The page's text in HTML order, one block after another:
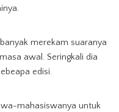
merekam suaranya
awal. Seringkali dia
edisi.
mahasiswanya untuk